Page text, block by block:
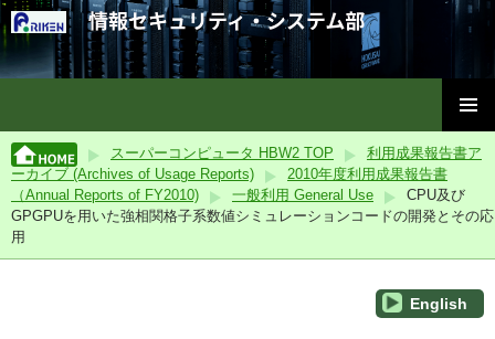
ニュー
ン
テ
ン
ツ
へ
ス
スーパーコンピュータ HBW2 TOP
利用成果報告書ア
ーカイブ (Archives of Usage Reports)
2010年度利用成果報告書
（Annual Reports of FY2010)
一般利用 General Use
CPU及び
GPGPUを用いた強相関格子系数値シミュレーションコードの開発とその応
用
English